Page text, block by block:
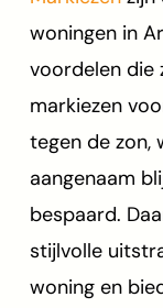
woningen in
voordelen die
markiezen
tegen de zon,
aangenaam
bespaard.
stijlvolle
woning en